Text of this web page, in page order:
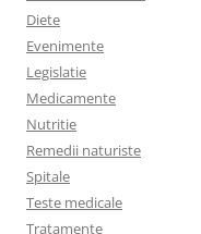
Diete
Evenimente
Legislatie
Medicamente
Nutritie
Remedii naturiste
Spitale
Teste medicale
Tratamente